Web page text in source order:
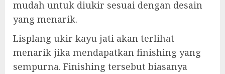
mudah untuk diukir sesuai dengan desain
yang menarik.
Lisplang ukir kayu jati akan terlihat
menarik jika mendapatkan finishing yang
sempurna. Finishing tersebut biasanya